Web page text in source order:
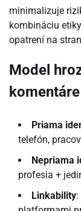
minimalizuje
kombináciu
opatrení na
Model
Priama
telefón,
Nepriama
profesia +
Linkability